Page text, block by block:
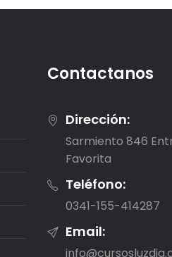
Contactanos
Dirección:
Sarmiento 846
Favorita
Teléfono:
0341-155-414287
Email: